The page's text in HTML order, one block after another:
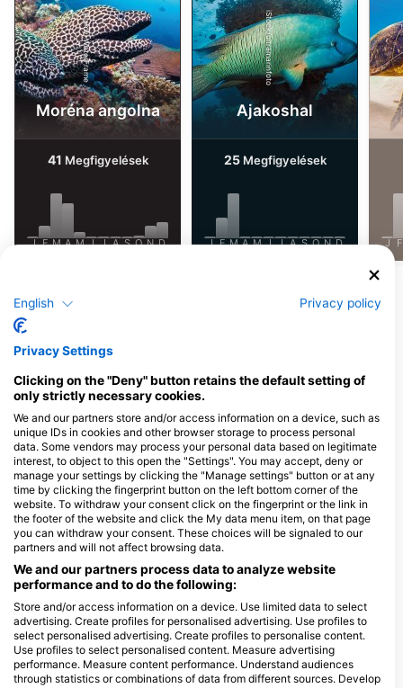
Alamy-WaterFrame
Moréna angolna
41 Megfigyelések
J F M A M J J A S O N D
iStock/ultramarinfoto
Ajakoshal
25Megfigyelések
J F M A M J J A S O N D J F
Merülőközpontok, amelyek ezt a
merülőhelyet kínálják
Khao Lak Scuba Adventures
13/47 Moo 7, T. Khuk Khak, 82220
A. Takuapa, Phang Nga, Thaiföld
Whale Wish Diving
79/115 Soi Saiyuan, Rawai, 83100
Mueang Phuket, Phuket, Thaiföld
Sirolodive
43/52 Viset Road, T. Rawai,
83130 Phuket, Thaiföld
ScubaNicks, Victoria Fawcus-Robinson
90/8 Kanjana 2, Soi Sai
Yuan, 83130 Phuket,
Thaiföld
Champagne Diving
36/10 Moo 2, Soi Palai,
Chalong, Muaeng, 83130
Phuket, Thaiföld
4/53 Moo 7, Khuk
Andaman Scuba
Lak, Thaiföld
soi 10 35/221 Chao
Village,Chao Fha
Home 5, Vichee,
English Privacy policy
Privacy Settings
Clicking on the "Deny" button retains the default setting of
only strictly necessary cookies.
We and our partners store and/or access information on a device, such as
unique IDs in cookies and other browser storage to process personal
data. Some vendors may process your personal data based on legitimate
interest, to object to this open the "Settings". You may accept, deny or
manage your settings by clicking the "Manage settings" button or at any
time by clicking the fingerprint button on the left bottom corner of the
website. To withdraw your consent click on the fingerprint or the link in
the footer of the website and click the My data menu item, on that page
you can withdraw your consent. These choices will be signaled to our
partners and will not affect browsing data.
We and our partners process data to analyze website
performance and to do the following:
Store and/or access information on a device. Use limited data to select
advertising. Create profiles for personalised advertising. Use profiles to
select personalised advertising. Create profiles to personalise content.
Use profiles to select personalised content. Measure advertising
performance. Measure content performance. Understand audiences
through statistics or combinations of data from different sources. Develop